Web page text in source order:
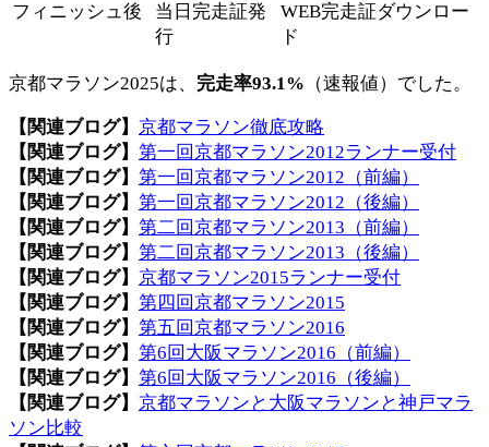
フィニッシュ後
当日完走証発
行
WEB完走証ダウンロー
ド
京都マラソン2025は、 完走率93.1% （速報値）でした。
【関連ブログ】 京都マラソン徹底攻略
【関連ブログ】 第一回京都マラソン2012ランナー受付
【関連ブログ】 第一回京都マラソン2012（前編）
【関連ブログ】 第一回京都マラソン2012（後編）
【関連ブログ】 第二回京都マラソン2013（前編）
【関連ブログ】 第二回京都マラソン2013（後編）
【関連ブログ】 京都マラソン2015ランナー受付
【関連ブログ】 第四回京都マラソン2015
【関連ブログ】 第五回京都マラソン2016
【関連ブログ】 第6回大阪マラソン2016（前編）
【関連ブログ】 第6回大阪マラソン2016（後編）
【関連ブログ】 京都マラソンと大阪マラソンと神戸マラ
ソン比較